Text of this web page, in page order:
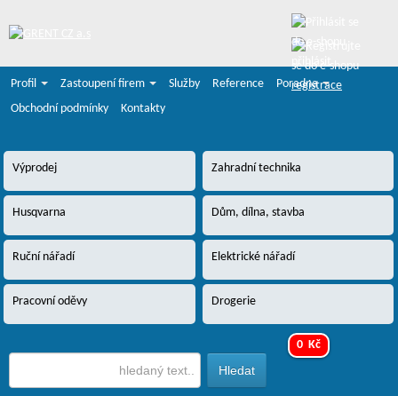
registrace
Profil
Zastoupení firem Služby Reference
Poradna
Obchodní podmínky
Kontakty
Výprodej Zahradní technika
Husqvarna Dům, dílna, stavba
Ruční nářadí Elektrické nářadí
Pracovní oděvy Drogerie
0 Kč